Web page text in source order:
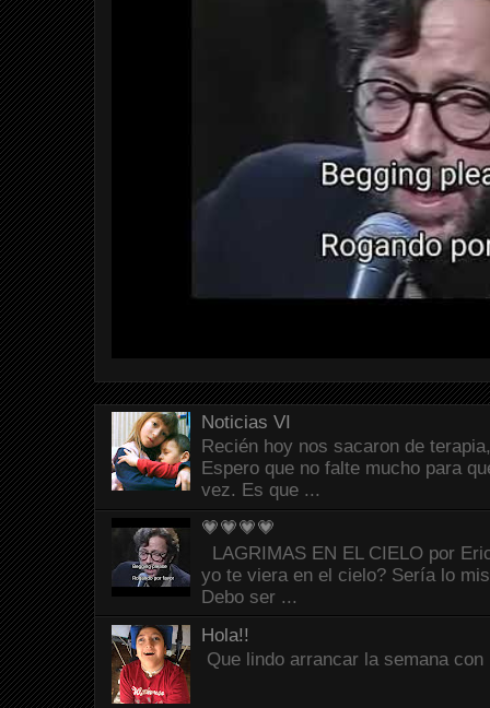
Noticias VI
Recién hoy nos sacaron de
Espero que no falte mucho para
vez. Es que ...
💗💗💗💗
LAGRIMAS EN EL CIELO por
yo te viera en el cielo? Sería lo
Debo ser ...
Hola!!
Que lindo arrancar la semana